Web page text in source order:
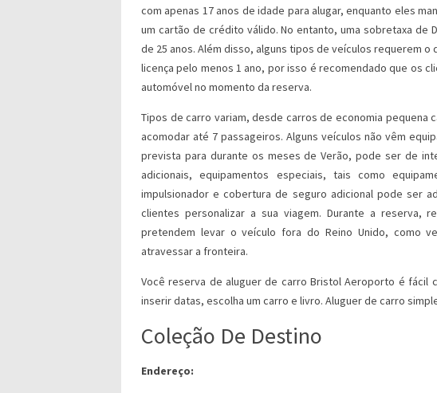
com apenas 17 anos de idade para alugar, enquanto eles
um cartão de crédito válido. No entanto, uma sobretaxa de
de 25 anos. Além disso, alguns tipos de veículos requerem
licença pelo menos 1 ano, por isso é recomendado que os
automóvel no momento da reserva.
Tipos de carro variam, desde carros de economia pequena
acomodar até 7 passageiros. Alguns veículos não vêm
prevista para durante os meses de Verão, pode ser de
adicionais, equipamentos especiais, tais como
impulsionador e cobertura de seguro adicional pode ser
clientes personalizar a sua viagem. Durante a reserva,
pretendem levar o veículo fora do Reino Unido, como
atravessar a fronteira.
Você reserva de aluguer de carro Bristol Aeroporto é fácil
inserir datas, escolha um carro e livro. Aluguer de carro
Coleção De Destino
Endereço: